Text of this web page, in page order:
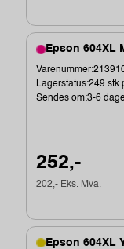
Epson 604XL
Lagerstatus:249 stk
Sendes om:3-6
252,-
202,- Eks. Mva.
Epson 604XL